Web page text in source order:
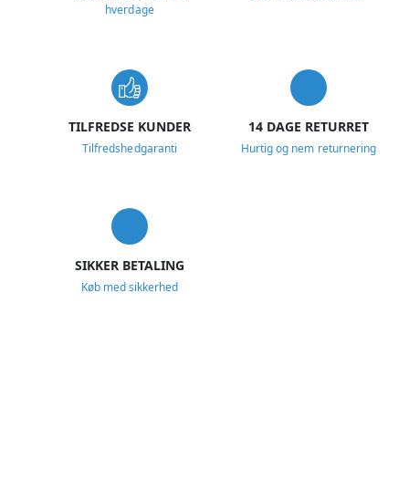
hverdage
TILFREDSE KUNDER
Tilfredshedgaranti
14 DAGE RETURRET
Hurtig og nem returnering
SIKKER BETALING
Køb med sikkerhed